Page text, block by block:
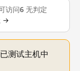
访问6 无判定
→
测试主机中